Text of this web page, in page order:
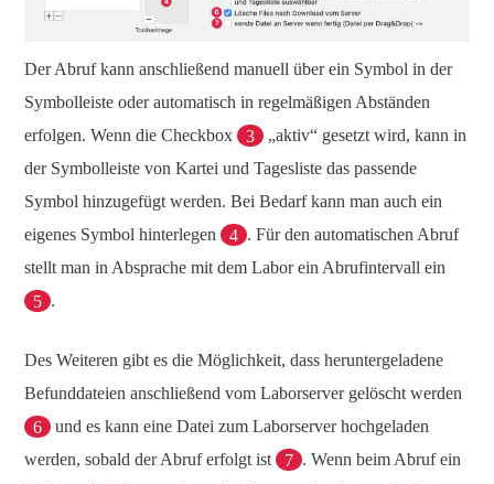
Der Abruf kann anschließend manuell über ein Symbol in der
Symbolleiste oder automatisch in regelmäßigen Abständen
erfolgen. Wenn die Checkbox
3
„aktiv“ gesetzt wird, kann in
der Symbolleiste von Kartei und Tagesliste das passende
Symbol hinzugefügt werden. Bei Bedarf kann man auch ein
eigenes Symbol hinterlegen
4 . Für den automatischen Abruf
stellt man in Absprache mit dem Labor ein Abrufintervall ein
5 .
Des Weiteren gibt es die Möglichkeit, dass heruntergeladene
Befunddateien anschließend vom Laborserver gelöscht werden
6
und es kann eine Datei zum Laborserver hochgeladen
werden, sobald der Abruf erfolgt ist
7 . Wenn beim Abruf ein